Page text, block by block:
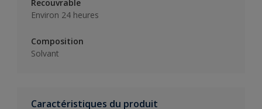
Recouvrable
Environ 24 heures
Composition
Solvant
Caractéristiques du produit